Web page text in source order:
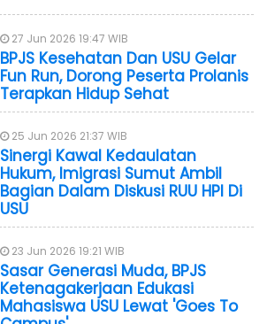
27 Jun 2026 19:47 WIB
BPJS Kesehatan Dan USU Gelar
Fun Run, Dorong Peserta Prolanis
Terapkan Hidup Sehat
25 Jun 2026 21:37 WIB
Sinergi Kawal Kedaulatan
Hukum, Imigrasi Sumut Ambil
Bagian Dalam Diskusi RUU HPI Di
USU
23 Jun 2026 19:21 WIB
Sasar Generasi Muda, BPJS
Ketenagakerjaan Edukasi
Mahasiswa USU Lewat 'Goes To